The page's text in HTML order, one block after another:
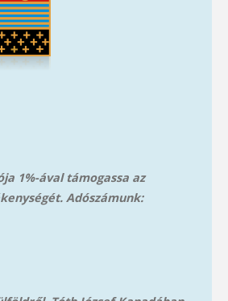
1%-ával támogassa az
Adószámunk: